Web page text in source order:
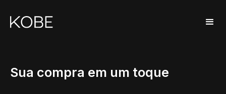
Sua compra em um toque